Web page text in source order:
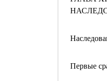
Первые